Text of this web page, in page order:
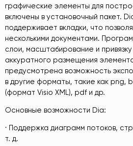
графические элементы для
включены в установочный пакет.
поддерживает вкладки, что
несколькими документами.
слои, масштабирование и
аккуратного размещения
предусмотрена возможность
в другие форматы, такие как png,
(формат Visio XML), pdf и др.
Основные возможности Dia:
· Поддержка диаграмм потоков,
т. д.